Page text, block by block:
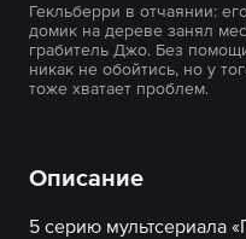
Гекльберри в отчаянии:
домик на дереве занял
грабитель Джо. Без
никак не обойтись, но у
тоже хватает проблем.
Описание
5 серию мультсериала